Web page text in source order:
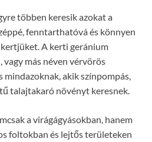
többen keresik azokat a
fenntarthatóvá és könnyen
A kerti geránium
vagy más néven vérvörös
akik színpompás,
talajtakaró növényt keresnek.
a virágágyásokban, hanem
foltokban és lejtős területeken